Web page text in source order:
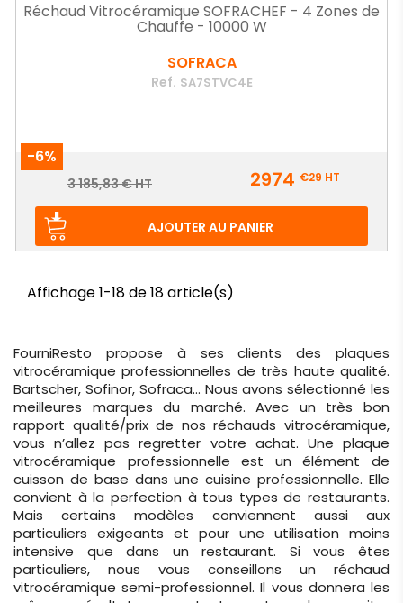
Réchaud Vitrocéramique SOFRACHEF - 4 Zones de
Chauffe - 10000 W
SOFRACA
Ref. SA7STVC4E
-6%
Prix
Prix
3 185,83 € HT 2974 €29 HT
AJOUTER AU PANIER
Affichage 1-18 de 18 article(s)
FourniResto propose à ses clients des plaques
vitrocéramique professionnelles de très haute qualité.
Bartscher, Sofinor, Sofraca… Nous avons sélectionné les
meilleures marques du marché. Avec un très bon
rapport qualité/prix de nos réchauds vitrocéramique,
vous n’allez pas regretter votre achat. Une plaque
vitrocéramique professionnelle est un élément de
cuisson de base dans une cuisine professionnelle. Elle
convient à la perfection à tous types de restaurants.
Mais certains modèles conviennent aussi aux
particuliers exigeants et pour une utilisation moins
intensive que dans un restaurant. Si vous êtes
particuliers, nous vous conseillons un réchaud
vitrocéramique semi-professionnel. Il vous donnera les